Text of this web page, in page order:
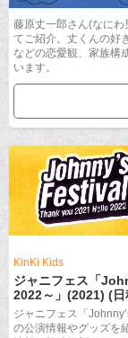
藤原丈一郎さん(なに
てご紹介。丈くんの好
などの恋愛観、家族構
います。
KinKi Kids
ジャニフェス「
2022～」(2021) (
ジャニフェス「
の公演情報やグッズを